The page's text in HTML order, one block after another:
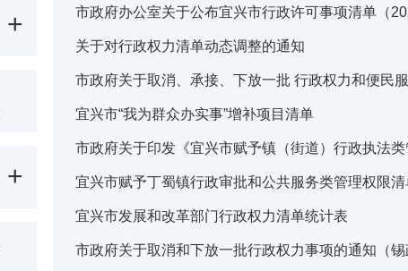
市政府办公室关于公布宜兴市行政许可事项清单（
关于对行政权力清单动态调整的通知
市政府关于取消、承接、下放一批 行政权力和便民
宜兴市“我为群众办实事”增补项目清单
市政府关于印发《宜兴市赋予镇（街道）行政执法
宜兴市赋予丁蜀镇行政审批和公共服务类管理权限清
宜兴市发展和改革部门行政权力清单统计表
市政府关于取消和下放一批行政权力事项的通知（锡